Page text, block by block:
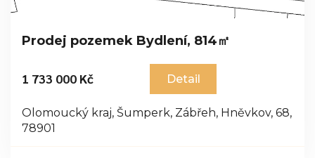
Prodej pozemek Bydlení, 814㎡
1 733 000 Kč Detail
Olomoucký kraj, Šumperk, Zábřeh, Hněvkov, 68,
78901